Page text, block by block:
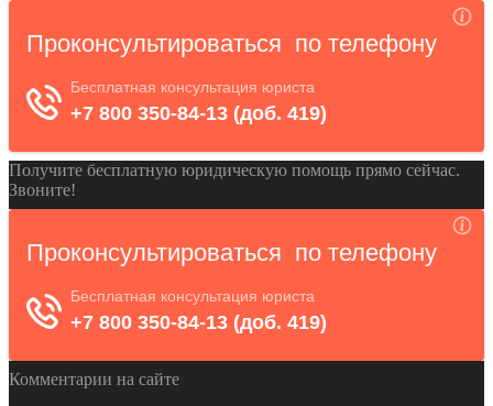
Получите бесплатную юридическую помощь прямо сейчас.
Звоните!
Комментарии на сайте